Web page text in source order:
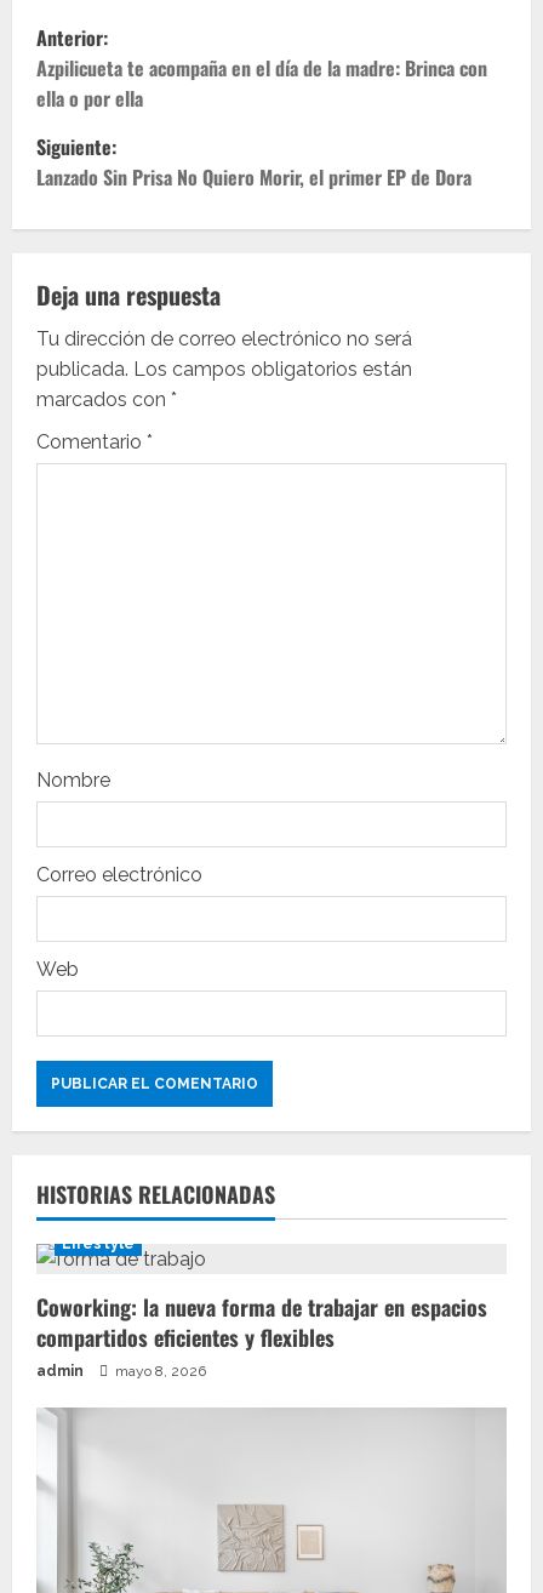
N
a
v
e
g
a
c
i
ó
t
r
a
d
a
s
Anterior:
Azpilicueta te acompaña en el día de la madre: Brinca con
ella o por ella
Siguiente:
Lanzado Sin Prisa No Quiero Morir, el primer EP de Dora
Deja una respuesta
Tu dirección de correo electrónico no será
publicada. Los campos obligatorios están
marcados con *
Comentario *
Nombre
Correo electrónico
Web
HISTORIAS RELACIONADAS
Lifestyle
Coworking: la nueva forma de trabajar en espacios
compartidos eficientes y flexibles
admin mayo 8, 2026